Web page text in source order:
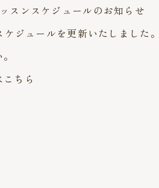
スンスケジュールのお知らせ
ジュールを更新いたしました。
ちら